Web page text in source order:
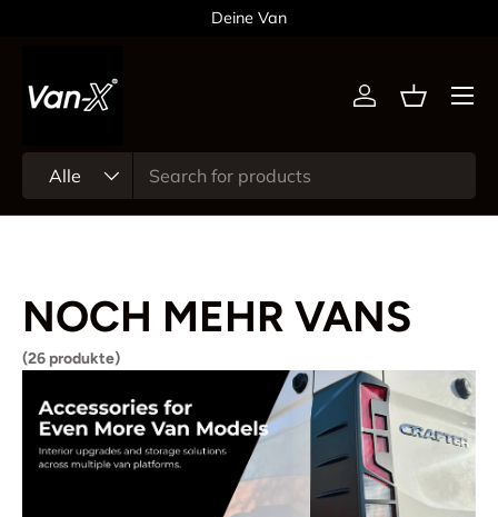
Deine Van
Alle
Einloggen
Menü
NOCH MEHR VANS
(26 produkte)